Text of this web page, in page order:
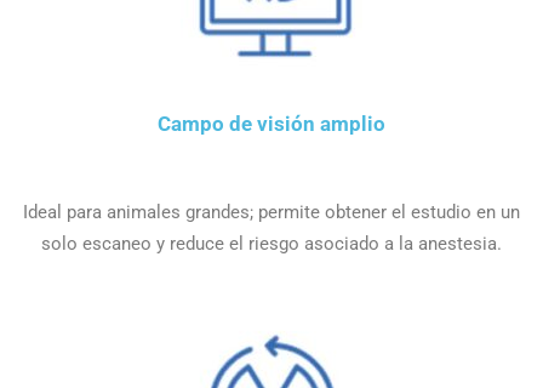
Campo de visión amplio
Ideal para animales grandes; permite obtener el estudio en un
solo escaneo y reduce el riesgo asociado a la anestesia.